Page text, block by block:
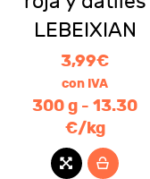
LEBEIXIAN
3,99€
con IVA
300 g - 13.30
€/kg